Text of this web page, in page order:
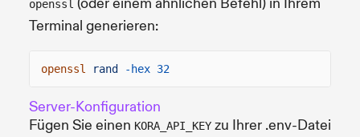
openssl
Terminal generieren:
openssl rand -hex 32
Server-Konfiguration
Fügen Sie einen KORA_API_KEY zu Ihrer .env-Datei